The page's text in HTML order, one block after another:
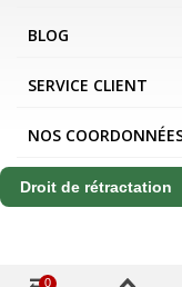
BLOG
SERVICE CLIENT
NOS
Droit de rétractation
0